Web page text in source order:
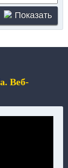
Показать
Веб-